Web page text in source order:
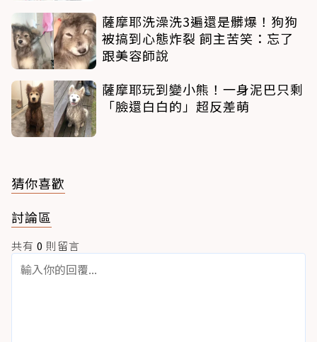
薩摩耶洗澡洗3遍還是髒爆！狗狗
被搞到心態炸裂 飼主苦笑：忘了
跟美容師說
薩摩耶玩到變小熊！一身泥巴只剩
「臉還白白的」超反差萌
猜你喜歡
討論區
共有 0 則留言